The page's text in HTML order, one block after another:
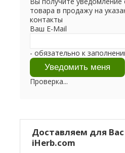
товара в продажу на
контакты
Ваш E-Mail
- обязательно к
Проверка...
Доставляем для
iHerb.com